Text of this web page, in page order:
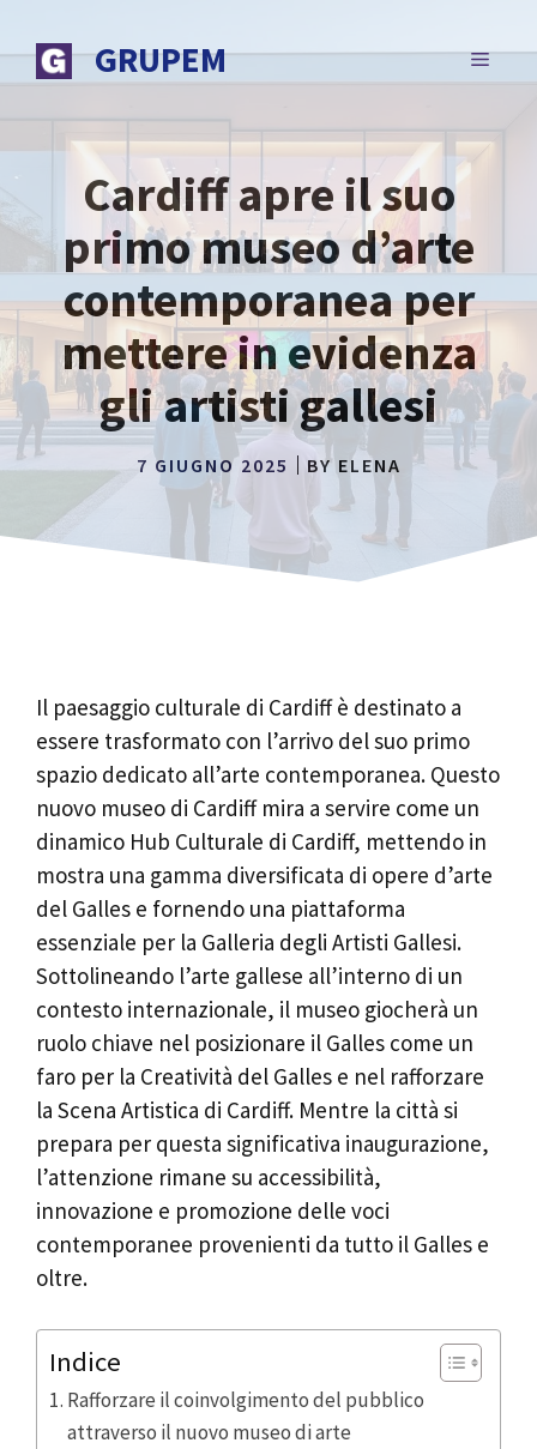
al
contenuto
GRUPEM MENU
Cardiff apre il suo
primo museo d’arte
contemporanea per
mettere in evidenza
gli artisti gallesi
7 GIUGNO 2025 BY ELENA
Il paesaggio culturale di Cardiff è destinato a
essere trasformato con l’arrivo del suo primo
spazio dedicato all’arte contemporanea. Questo
nuovo museo di Cardiff mira a servire come un
dinamico Hub Culturale di Cardiff, mettendo in
mostra una gamma diversificata di opere d’arte
del Galles e fornendo una piattaforma
essenziale per la Galleria degli Artisti Gallesi.
Sottolineando l’arte gallese all’interno di un
contesto internazionale, il museo giocherà un
ruolo chiave nel posizionare il Galles come un
faro per la Creatività del Galles e nel rafforzare
la Scena Artistica di Cardiff. Mentre la città si
prepara per questa significativa inaugurazione,
l’attenzione rimane su accessibilità,
innovazione e promozione delle voci
contemporanee provenienti da tutto il Galles e
oltre.
Indice
Rafforzare il coinvolgimento del pubblico
attraverso il nuovo museo di arte